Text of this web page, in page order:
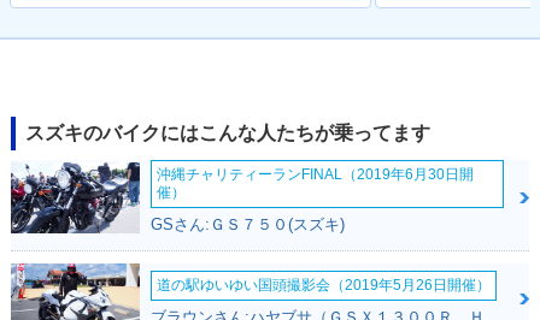
ェンジ
スズキのバイクにはこんな人たちが乗ってます
沖縄チャリティーランFINAL（2019年6月30日開
催）
GSさん:ＧＳ７５０(スズキ)
道の駅ゆいゆい国頭撮影会（2019年5月26日開催）